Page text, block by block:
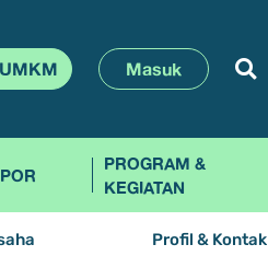
Masuk
PROGRAM &
KEGIATAN
Profil & Kontak